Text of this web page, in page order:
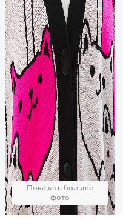
Показать больше
фото